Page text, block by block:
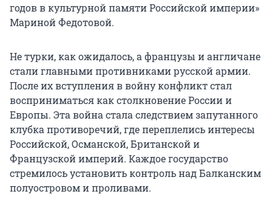
годов в культурной памяти Российской империи»
Мариной Федотовой.
Не турки, как ожидалось, а французы и англичане
стали главными противниками русской армии.
После их вступления в войну конфликт стал
восприниматься как столкновение России и
Европы. Эта война стала следствием запутанного
клубка противоречий, где переплелись интересы
Российской, Османской, Британской и
Французской империй. Каждое государство
стремилось установить контроль над Балканским
полуостровом и проливами.